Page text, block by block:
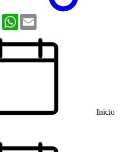
LinkedInWhatsApp
Inicio